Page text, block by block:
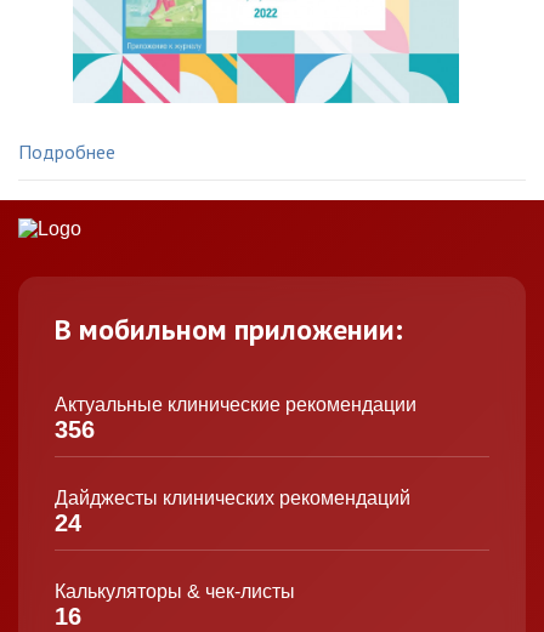
Подробнее
В мобильном приложении:
Актуальные клинические рекомендации
356
Дайджесты клинических рекомендаций
24
Калькуляторы & чек-листы
16